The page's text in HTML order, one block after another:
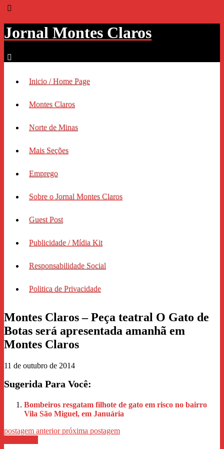
Jornal Montes Claros
Inicio / Home Page
Montes Claros
Norte de Minas
Mais Seções
Emprego
Sobre o Jornal Montes Claros
Guest Post
Publicidade / Mídia Kit
Responsabilidade Social
Politica de Privacidade
Montes Claros – Peça teatral O Gato de
Botas será apresentada amanhã em
Montes Claros
11 de outubro de 2014
Sugerida Para Você:
Bombeiros resgatam filhote de gato em risco no bairro
Vila São Miguel, em Januária
postagem anteriorpróxima postagem